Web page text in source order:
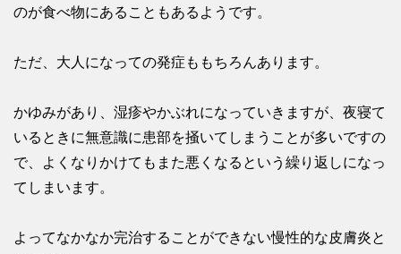
のが食べ物にあることもあるようです。
ただ、大人になっての発症ももちろんあります。
かゆみがあり、湿疹やかぶれになっていきますが、夜寝て
いるときに無意識に患部を掻いてしまうことが多いですの
で、よくなりかけてもまた悪くなるという繰り返しになっ
てしまいます。
よってなかなか完治することができない慢性的な皮膚炎と